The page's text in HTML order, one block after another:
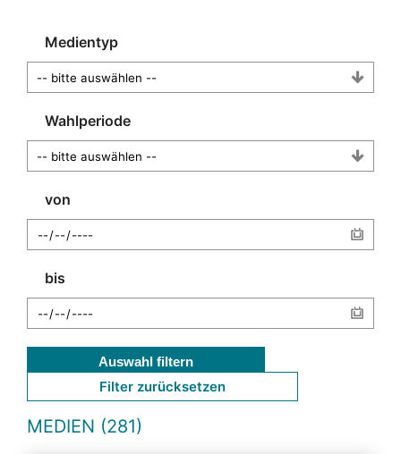
Medientyp
Wahlperiode
von
bis
Auswahl filtern
Filter zurücksetzen
MEDIEN (281)